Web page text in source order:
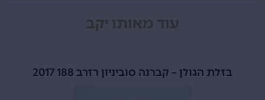
עוד מאותו יקב
בזלת הגולן – קברנה סוביניון רזרב 188 2017